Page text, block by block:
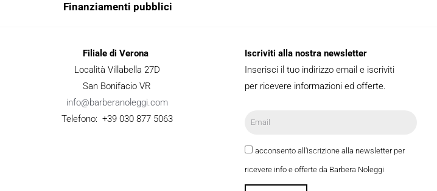
Finanziamenti pubblici
Filiale di Verona
Località Villabella 27D
San Bonifacio VR
info@barberanoleggi.com
Telefono: +39 030 877 5063
Iscriviti alla nostra newsletter
Inserisci il tuo indirizzo email e iscriviti
per ricevere informazioni ed offerte.
acconsento all'iscrizione alla newsletter per
ricevere info e offerte da Barbera Noleggi